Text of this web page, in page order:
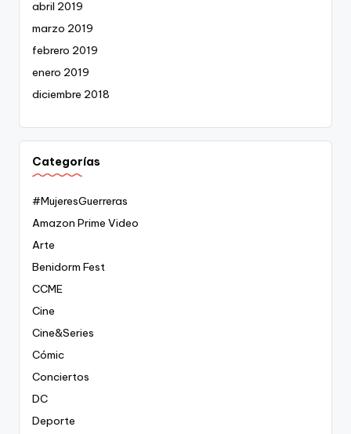
abril 2019
marzo 2019
febrero 2019
enero 2019
diciembre 2018
Categorías
#MujeresGuerreras
Amazon Prime Video
Arte
Benidorm Fest
CCME
Cine
Cine&Series
Cómic
Conciertos
DC
Deporte